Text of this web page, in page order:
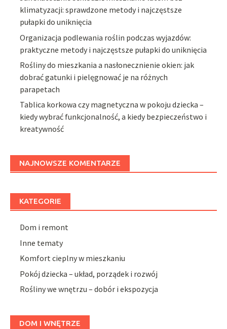
klimatyzacji: sprawdzone metody i najczęstsze
pułapki do uniknięcia
Organizacja podlewania roślin podczas wyjazdów:
praktyczne metody i najczęstsze pułapki do uniknięcia
Rośliny do mieszkania a nasłonecznienie okien: jak
dobrać gatunki i pielęgnować je na różnych
parapetach
Tablica korkowa czy magnetyczna w pokoju dziecka –
kiedy wybrać funkcjonalność, a kiedy bezpieczeństwo i
kreatywność
NAJNOWSZE KOMENTARZE
KATEGORIE
Dom i remont
Inne tematy
Komfort cieplny w mieszkaniu
Pokój dziecka – układ, porządek i rozwój
Rośliny we wnętrzu – dobór i ekspozycja
DOM I WNĘTRZE